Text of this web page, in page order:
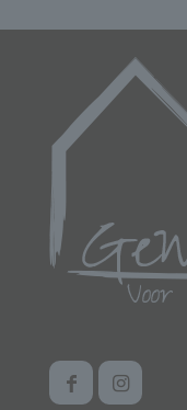
heeft
kan
gekozen
productpagina